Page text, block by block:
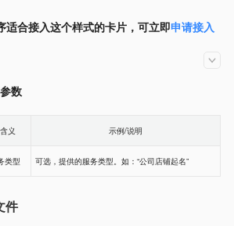
适合接入这个样式的卡片，可立即申请接入
数
含义 示例/说明
类型 可选，提供的服务类型。如：“公司店铺起名”
件